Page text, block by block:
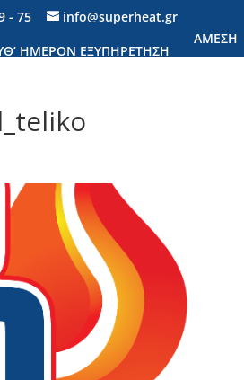
- 75 info@superheat.gr